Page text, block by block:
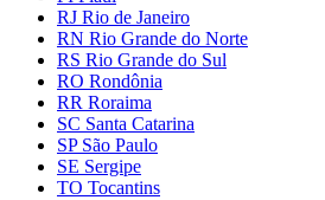
RJ Rio de Janeiro
RN Rio Grande do Norte
RS Rio Grande do Sul
RO Rondônia
RR Roraima
SC Santa Catarina
SP São Paulo
SE Sergipe
TO Tocantins